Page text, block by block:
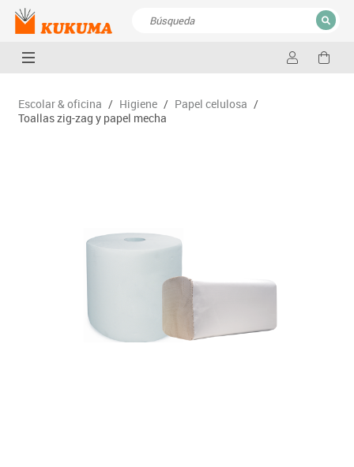
CERRAR
Escolar & oficina / Higiene / Papel celulosa /
Toallas zig-zag y papel mecha